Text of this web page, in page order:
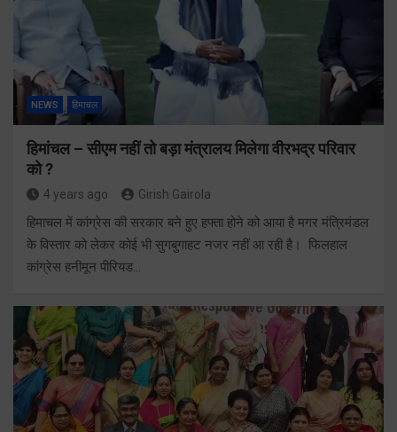
NEWS हिमाचल
हिमांचल – सीएम नहीं तो बड़ा मंत्रालय मिलेगा वीरभद्र परिवार
को ?
4 years ago Girish Gairola
हिमाचल में कांग्रेस की सरकार बने हुए हफ्ता होने को आया है मगर मंत्रिमंडल
के विस्तार को लेकर कोई भी सुगबुगाहट नजर नहीं आ रही है। फिलहाल
कांग्रेस हनीमून पीरियड…